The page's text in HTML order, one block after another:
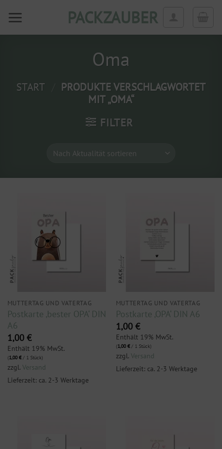
Inhalt
PACKZAUBER
Oma
START
PRODUKTE VERSCHLAGWORTET
MIT „OMA“
FILTER
MUTTERTAG UND VATERTAG
Postkarte ‚bester OPA‘ DIN
A6
1,00 €
Enthält 19% MwSt.
(1,00€/ 1 Stück)
zzgl. Versand
Lieferzeit: ca. 2-3 Werktage
MUTTERTAG UND VATERTAG
Postkarte ‚OPA‘ DIN A6
1,00 €
Enthält 19% MwSt.
(1,00€/ 1 Stück)
zzgl. Versand
Lieferzeit: ca. 2-3 Werktage